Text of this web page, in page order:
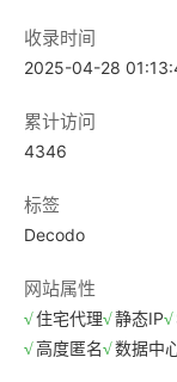
收录时间
2025-04-28
累计访问
4346
标签
Decodo
网站属性
住宅代理 静态IP
高度匿名
数据中